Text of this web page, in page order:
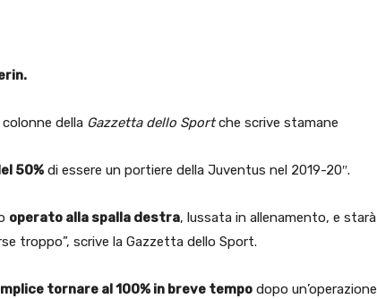
della Gazzetta dello Sportche scrive stamane
50% di essere un portiere della Juventus nel 2019-20″.
operato alla spalla destra, lussata in allenamento, e starà
troppo”, scrive la Gazzetta dello Sport.
tornare al 100% in breve tempo dopo un’operazione